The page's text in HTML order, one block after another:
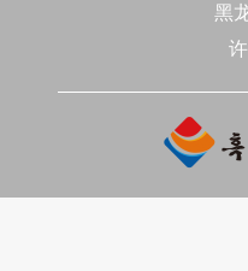
으로 당선되였고 우영일이
겸 비서장으로, 김학수, 임향
黑